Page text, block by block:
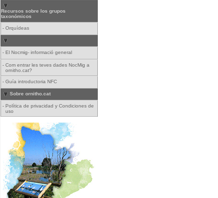
Recursos sobre los grupos
taxonómicos
- Orquídeas
- El Nocmig- informació general
- Com entrar les teves dades NocMig a
ornitho.cat?
- Guía introductoria NFC
Sobre ornitho.cat
- Política de privacidad y Condiciones de
uso